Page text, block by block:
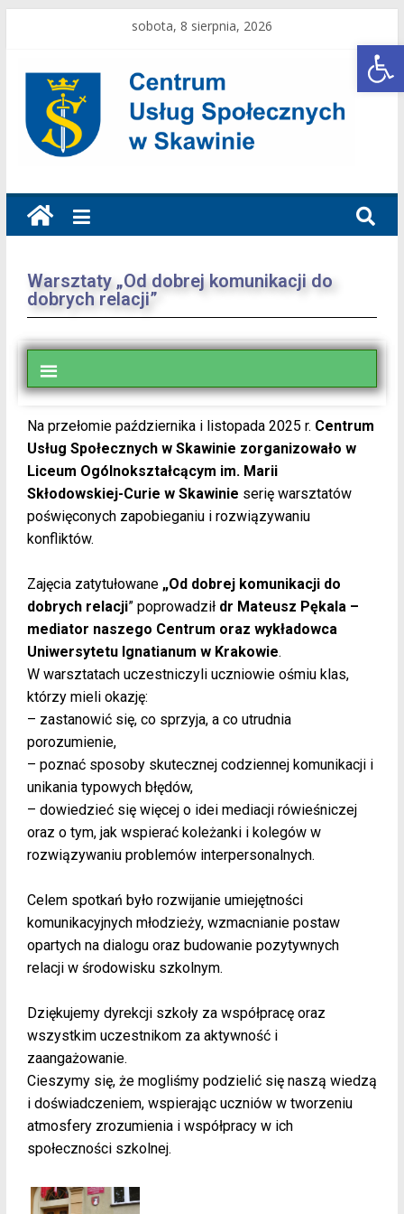
Open toolbar
sobota, 8 sierpnia, 2026
Warsztaty „Od dobrej komunikacji do
dobrych relacji”
Na przełomie października i listopada 2025 r. Centrum
Usług Społecznych w Skawinie zorganizowało w
Liceum Ogólnokształcącym im. Marii
Skłodowskiej-Curie w Skawinie serię warsztatów
poświęconych zapobieganiu i rozwiązywaniu
konfliktów.
Zajęcia zatytułowane „Od dobrej komunikacji do
dobrych relacji” poprowadził dr Mateusz Pękala –
mediator naszego Centrum oraz wykładowca
Uniwersytetu Ignatianum w Krakowie.
W warsztatach uczestniczyli uczniowie ośmiu klas,
którzy mieli okazję:
– zastanowić się, co sprzyja, a co utrudnia
porozumienie,
– poznać sposoby skutecznej codziennej komunikacji i
unikania typowych błędów,
– dowiedzieć się więcej o idei mediacji rówieśniczej
oraz o tym, jak wspierać koleżanki i kolegów w
rozwiązywaniu problemów interpersonalnych.
Celem spotkań było rozwijanie umiejętności
komunikacyjnych młodzieży, wzmacnianie postaw
opartych na dialogu oraz budowanie pozytywnych
relacji w środowisku szkolnym.
Dziękujemy dyrekcji szkoły za współpracę oraz
wszystkim uczestnikom za aktywność i
zaangażowanie.
Cieszymy się, że mogliśmy podzielić się naszą wiedzą
i doświadczeniem, wspierając uczniów w tworzeniu
atmosfery zrozumienia i współpracy w ich
społeczności szkolnej.